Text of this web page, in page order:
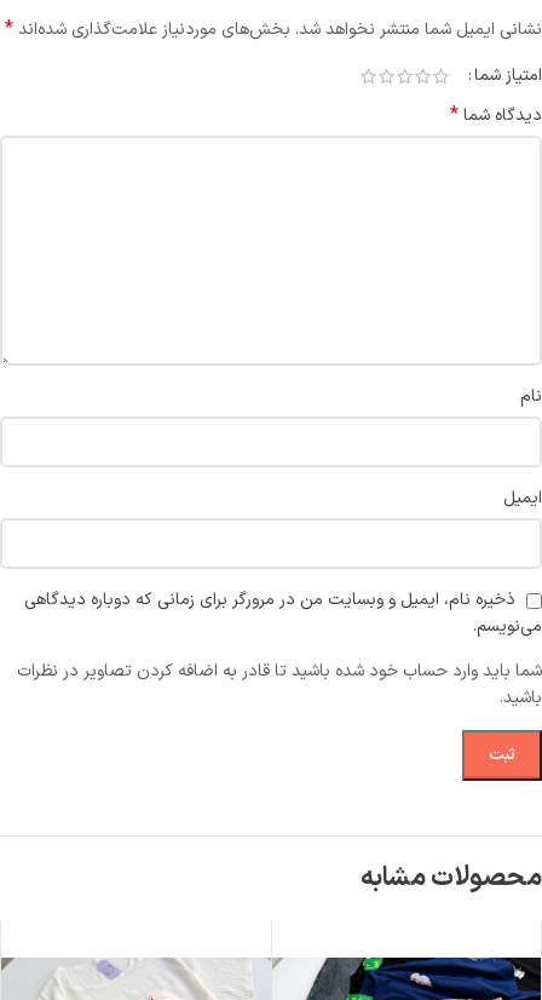
نشانی ایمیل شما منتشر نخواهد شد. بخش‌های موردنیاز علامت‌گذاری شده‌اند*
امتیاز شما
دیدگاه شما*
نام
ایمیل
ذخیره نام، ایمیل و وبسایت من در مرورگر برای زمانی که دوباره دیدگاهی
می‌نویسم.
شما باید وارد حساب خود شده باشید تا قادر به اضافه کردن تصاویر در نظرات
باشید.
محصولات مشابه